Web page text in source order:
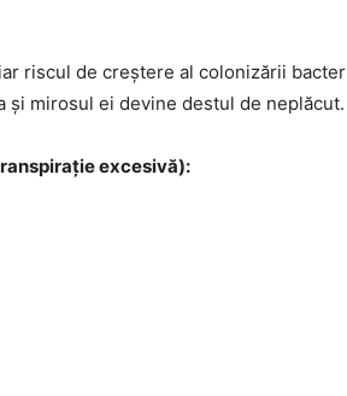
riscul de creștere al colonizării
și mirosul ei devine destul de neplăcut.
excesivă):